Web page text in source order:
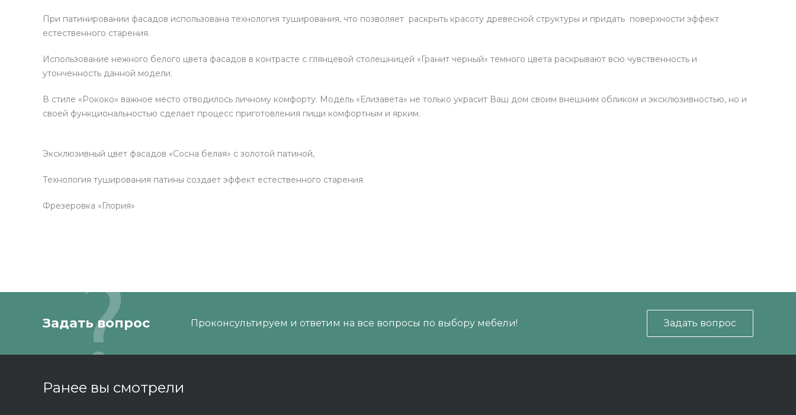
При патинировании фасадов использована технология туширования, что позволяет раскрыть красоту древесной структуры и придать поверхности эффект
естественного старения.
Использование нежного белого цвета фасадов в контрасте с глянцевой столешницей «Гранит черный» темного цвета раскрывают всю чувственность и
утонченность данной модели.
В стиле «Рококо» важное место отводилось личному комфорту. Модель «Елизавета» не только украсит Ваш дом своим внешним обликом и эксклюзивностью, но и
своей функциональностью сделает процесс приготовления пищи комфортным и ярким.
Эксклюзивный цвет фасадов «Сосна белая» с золотой патиной,
Технология туширования патины создает эффект естественного старения
Фрезеровка «Глория»
Задать вопрос Проконсультируем и ответим на все вопросы по выбору мебели! Задать вопрос
Ранее вы смотрели